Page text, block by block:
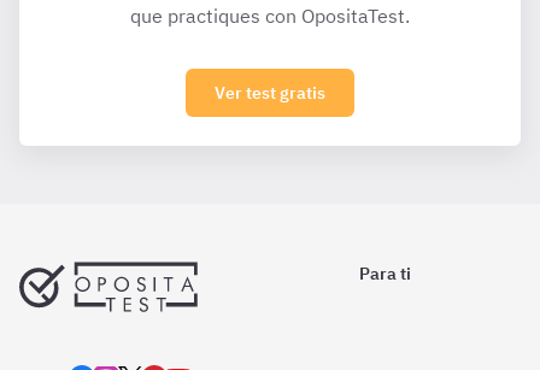
que practiques con OpositaTest.
Ver test gratis
Para ti